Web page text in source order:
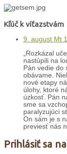
Kľúč k víťazstvám
9. august Mt
„Rozkázal
nastúpili na
Pán vedie do
obávame.
nové etapy
úlohy, ktoré
úzkosť. Pán
sme sa
paralyzujúci
On sám je s
previesť nás
Prihlásiť sa